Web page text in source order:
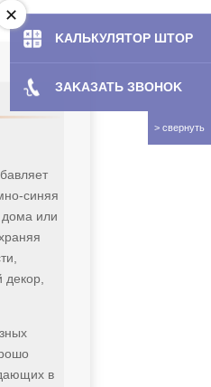
синяя
или
декор,
в
KAЛЬКУЛЯТOP ШТОР
ЗAKAЗATЬ ЗBOHOK